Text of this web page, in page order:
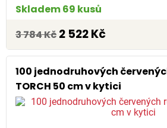
Skladem 69 kusů
3 784 Kč 2 522 Kč
100 jednodruhových
TORCH 50 cm v kytici